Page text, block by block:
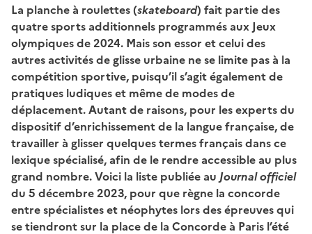
La planche à roulettes (skateboard) fait partie des
quatre sports additionnels programmés aux Jeux
olympiques de 2024. Mais son essor et celui des
autres activités de glisse urbaine ne se limite pas à la
compétition sportive, puisqu’il s’agit également de
pratiques ludiqueset mêmede modes de
déplacement. Autant de raisons, pour les experts du
dispositif d’enrichissement de la langue française, de
travailler à glisser quelques termes français dans ce
lexique spécialisé, afin de le rendre accessible au plus
grand nombre.Voici la liste publiée au Journal officiel
du 5 décembre 2023, pour que règne la concorde
entre spécialistes et néophytes lors desépreuves qui
se tiendront sur la place de la Concordeà Paris l’été